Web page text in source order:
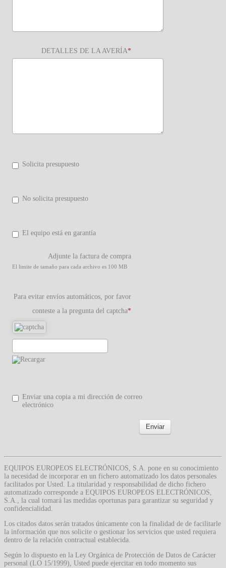
DETALLES DE LA AVERÍA
Solicita presupuesto
No solicita presupuesto
El equipo está en garantía
Adjunte la factura de compra
El limite de tamaño para cada archivo es 100 MB
Para evitar envíos automáticos, por favor
conteste a la pregunta del captcha
Enviar una copia a mi dirección de correo
electrónico
Enviar
EQUIPOS EUROPEOS ELECTRÓNICOS, S.A. pone en su conocimiento
la necesidad de incorporar en un fichero automatizado los datos personales
facilitados por Usted. La titularidad y responsabilidad de dicho fichero
automatizado corresponde a EQUIPOS EUROPEOS ELECTRÓNICOS,
S.A., la cual tomará las medidas oportunas para garantizar su seguridad y
confidencialidad.
Los citados datos serán tratados únicamente con la finalidad de de facilitarle
la información que nos solicite o gestionar los servicios que usted requiera
dentro de la relación contractual establecida.
Según lo dispuesto en la Ley Orgánica de Protección de Datos de Carácter
personal (LO 15/1999), Usted puede ejercitar en todo momento sus